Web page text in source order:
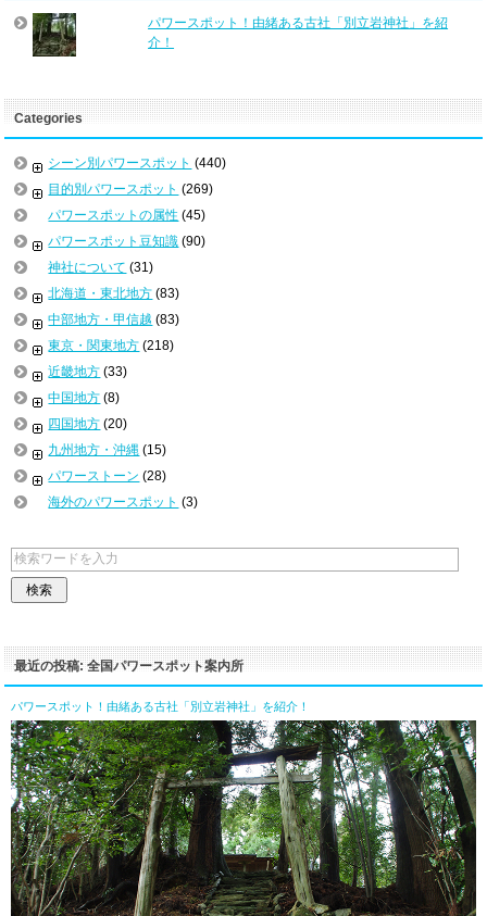
パワースポット！由緒ある古社「別立岩神社」を紹
介！
Categories
シーン別パワースポット (440)
目的別パワースポット (269)
パワースポットの属性 (45)
パワースポット豆知識 (90)
神社について (31)
北海道・東北地方 (83)
中部地方・甲信越 (83)
東京・関東地方 (218)
近畿地方 (33)
中国地方 (8)
四国地方 (20)
九州地方・沖縄 (15)
パワーストーン (28)
海外のパワースポット (3)
最近の投稿: 全国パワースポット案内所
パワースポット！由緒ある古社「別立岩神社」を紹介！